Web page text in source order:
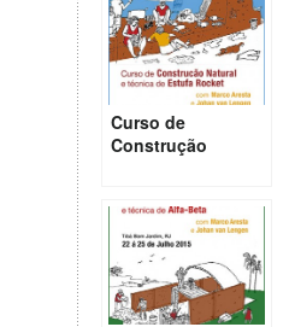
Curso de
Construção
no Tibá Rio nos
dias 17 a 20 de
julho